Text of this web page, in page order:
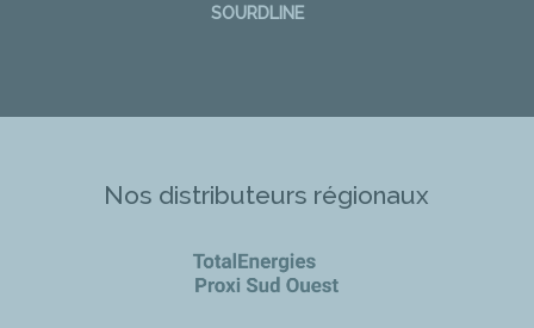
SOURDLINE
Nos distributeurs régionaux